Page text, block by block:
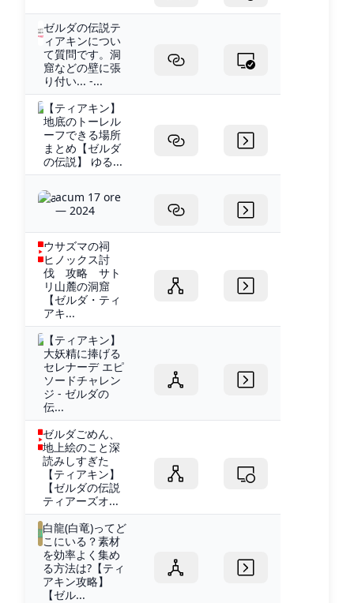
ゼルダの伝説テ
ィアキンについ
て質問です。洞
窟などの壁に張
り付い... -...
【ティアキン】
地底のトーレル
ーフできる場所
まとめ【ゼルダ
の伝説】 ゆる...
acum 17 ore
— 2024
ウサズマの祠
ヒノックス討
伐 攻略 サト
リ山麓の洞窟
【ゼルダ・ティ
アキ...
【ティアキン】
大妖精に捧げる
セレナーデ エピ
ソードチャレン
ジ - ゼルダの
伝...
ゼルダごめん、
地上絵のこと深
読みしすぎた
【ティアキン】
【ゼルダの伝説
ティアーズオ...
白龍(白竜)ってど
こにいる？素材
を効率よく集め
る方法は?【ティ
アキン攻略】
【ゼル...